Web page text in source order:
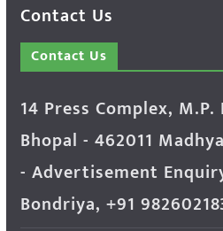
Contact Us
Contact Us
14 Press Complex,
Bhopal - 462011
- Advertisement
Bondriya, +91